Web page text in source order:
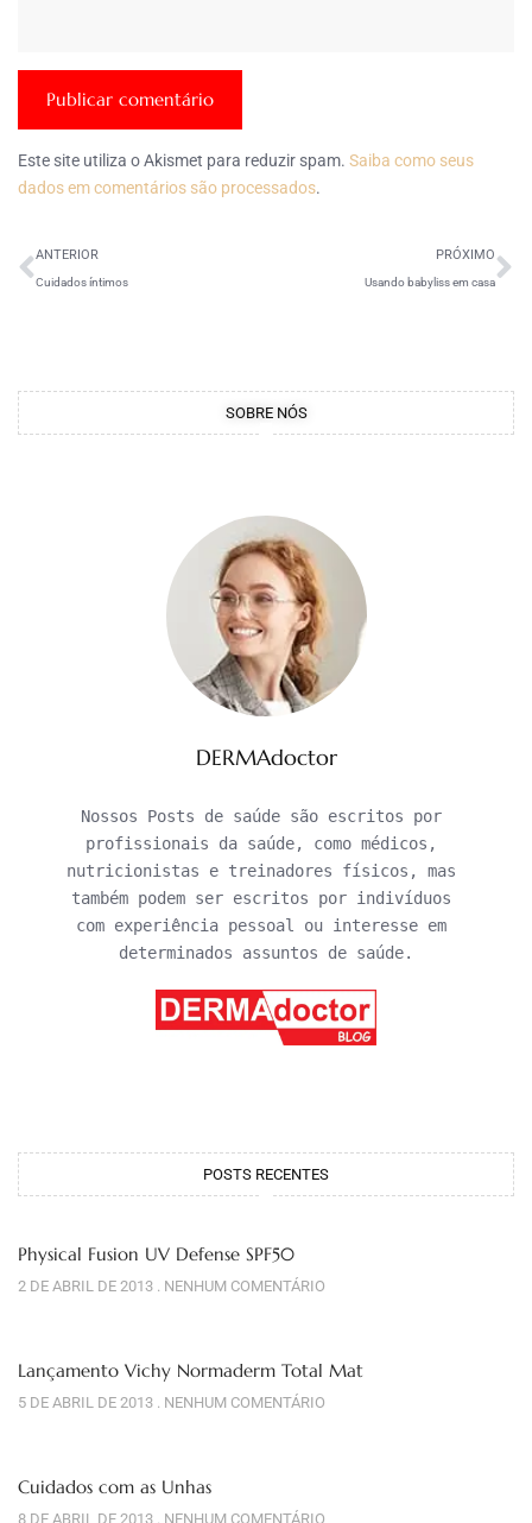
Este site utiliza o Akismet para reduzir spam. Saiba como seus
dados em comentários são processados.
ANTERIOR
Cuidados íntimos
PRÓXIMO
Usando babyliss em casa
SOBRE NÓS
DERMAdoctor
Nossos Posts de saúde são escritos por
profissionais da saúde, como médicos,
nutricionistas e treinadores físicos, mas
também podem ser escritos por indivíduos
com experiência pessoal ou interesse em
determinados assuntos de saúde.
POSTS RECENTES
Physical Fusion UV Defense SPF50
2 DE ABRIL DE 2013 NENHUM COMENTÁRIO
Lançamento Vichy Normaderm Total Mat
5 DE ABRIL DE 2013 NENHUM COMENTÁRIO
Cuidados com as Unhas
8 DE ABRIL DE 2013 NENHUM COMENTÁRIO